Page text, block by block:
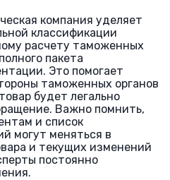
компания уделяет
классификации
расчету таможенных
пакета
Это помогает
таможенных органов
будет легально
Важно помнить,
и список
могут меняться в
и текущих изменений
постоянно